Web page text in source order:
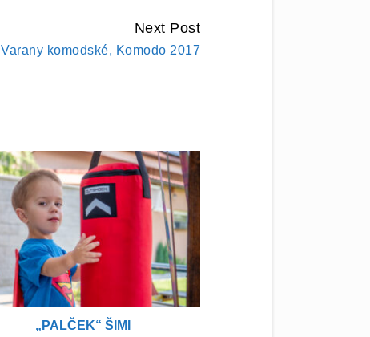
Next Post
Varany komodské, Komodo 2017
„PALČEK“ ŠIMI